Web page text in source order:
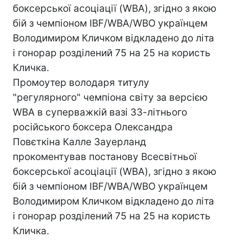
боксерської асоціації (WBA), згідно з якою
бій з чемпіоном IBF/WBA/WBO українцем
Володимиром Кличком відкладено до літа
і гонорар розділений 75 на 25 на користь
Кличка.
Промоутер володаря титулу
"регулярного" чемпіона світу за версією
WBA в суперважкій вазі 33-літнього
російського боксера Олександра
Повєткіна Калле Зауерланд
прокоментував постанову Всесвітньої
боксерської асоціації (WBA), згідно з якою
бій з чемпіоном IBF/WBA/WBO українцем
Володимиром Кличком відкладено до літа
і гонорар розділений 75 на 25 на користь
Кличка.